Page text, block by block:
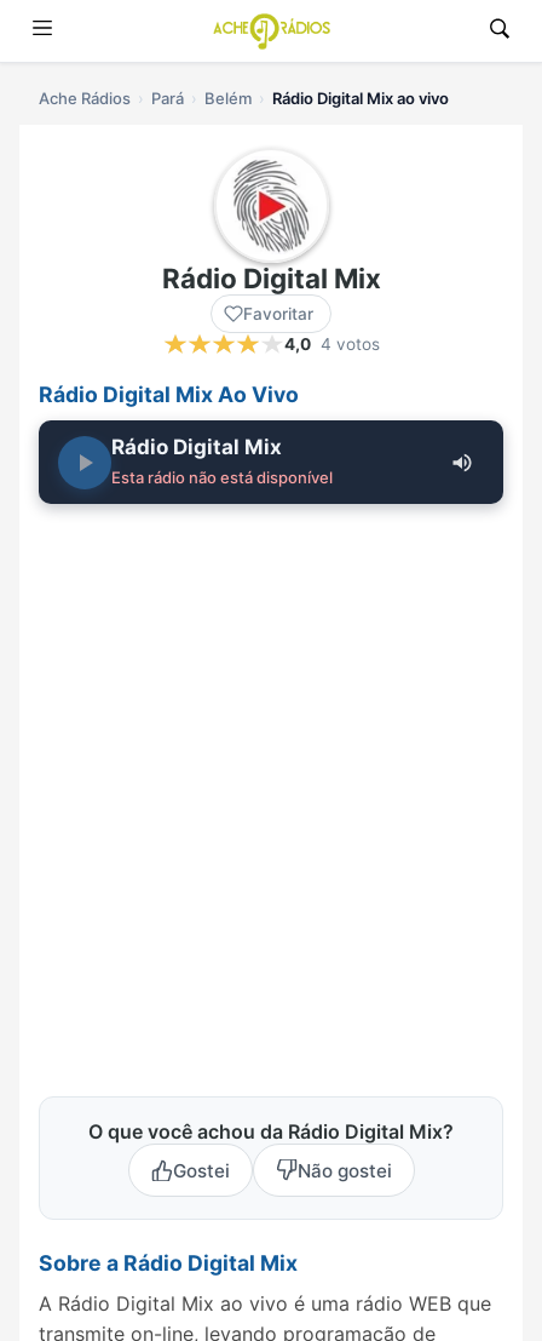
Ache Rádios Pará Belém Rádio Digital Mix ao vivo
Rádio Digital Mix
Favoritar
4,0 4 votos
Rádio Digital Mix Ao Vivo
Rádio Digital Mix
Esta rádio não está disponível
O que você achou da Rádio Digital Mix?
Gostei Não gostei
Sobre a Rádio Digital Mix
A Rádio Digital Mix ao vivo é uma rádio WEB que
transmite on-line, levando programação de